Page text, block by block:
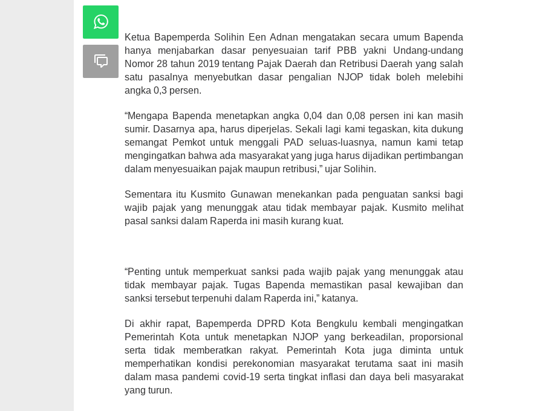
Ketua Bapemperda Solihin Een Adnan mengatakan secara umum Bapenda
hanya menjabarkan dasar penyesuaian tarif PBB yakni Undang-undang
Nomor 28 tahun 2019 tentang Pajak Daerah dan Retribusi Daerah yang salah
satu pasalnya menyebutkan dasar pengalian NJOP tidak boleh melebihi
angka 0,3 persen.
“Mengapa Bapenda menetapkan angka 0,04 dan 0,08 persen ini kan masih
sumir. Dasarnya apa, harus diperjelas. Sekali lagi kami tegaskan, kita dukung
semangat Pemkot untuk menggali PAD seluas-luasnya, namun kami tetap
mengingatkan bahwa ada masyarakat yang juga harus dijadikan pertimbangan
dalam menyesuaikan pajak maupun retribusi,” ujar Solihin.
Sementara itu Kusmito Gunawan menekankan pada penguatan sanksi bagi
wajib pajak yang menunggak atau tidak membayar pajak. Kusmito melihat
pasal sanksi dalam Raperda ini masih kurang kuat.
“Penting untuk memperkuat sanksi pada wajib pajak yang menunggak atau
tidak membayar pajak. Tugas Bapenda memastikan pasal kewajiban dan
sanksi tersebut terpenuhi dalam Raperda ini,” katanya.
Di akhir rapat, Bapemperda DPRD Kota Bengkulu kembali mengingatkan
Pemerintah Kota untuk menetapkan NJOP yang berkeadilan, proporsional
serta tidak memberatkan rakyat. Pemerintah Kota juga diminta untuk
memperhatikan kondisi perekonomian masyarakat terutama saat ini masih
dalam masa pandemi covid-19 serta tingkat inflasi dan daya beli masyarakat
yang turun.